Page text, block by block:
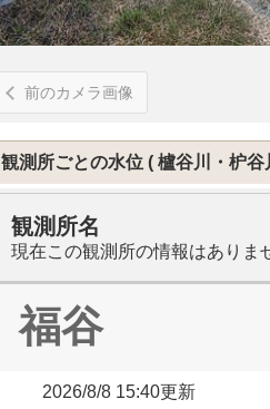
前のカメラ画像
観測所ごとの水位 櫨谷川・枦谷
観測所名
現在この観測所の情報はありま
福谷
2026/8/8 15:40更新